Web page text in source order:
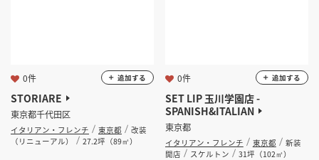
STORIARE
東京都千代田区
イタリアン・フレンチ 東京都
改装
（リニューアル）
27.2坪（89㎡）
0件 追加する
SET LIP 玉川学園店 -
SPANISH&ITALIAN
東京都
イタリアン・フレンチ 東京都
新装
開店
スケルトン
31坪（102㎡）
0件 追加する